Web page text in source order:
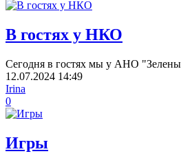
В гостях у НКО
Сегодня в гостях мы у АНО
12.07.2024 14:49
Irina
0
Игры